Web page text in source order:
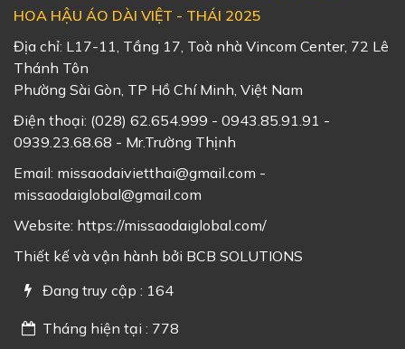
HOA HẬU ÁO DÀI VIỆT - THÁI 2025
Địa chỉ: L17-11, Tầng 17, Toà nhà Vincom Center, 72 Lê
Thánh Tôn
Phường Sài Gòn, TP Hồ Chí Minh, Việt Nam
Điện thoại: (028) 62.654.999 - 0943.85.91.91 -
0939.23.68.68 - Mr.Trường Thịnh
Email: missaodaivietthai@gmail.com -
missaodaiglobal@gmail.com
Website: https://missaodaiglobal.com/
Thiết kế và vận hành bởi BCB SOLUTIONS
Đang truy cập : 164
Tháng hiện tại : 778